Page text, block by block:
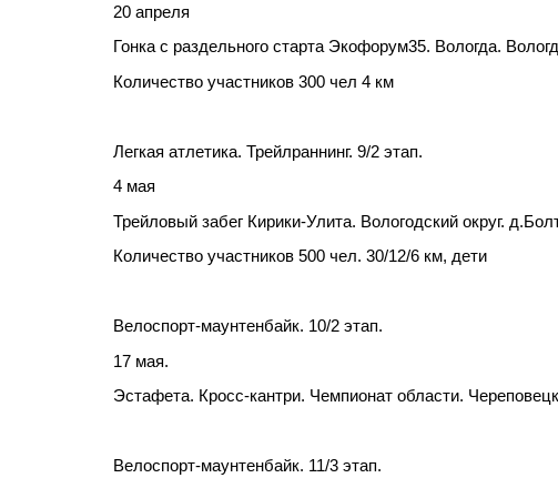
20 апреля
Гонка с раздельного старта Экофорум35. Вологда.
Количество участников 300 чел 4 км
Легкая атлетика. Трейлраннинг. 9/2 этап.
4 мая
Трейловый забег Кирики-Улита. Вологодский округ.
Количество участников 500 чел. 30/12/6 км, дети
Велоспорт-маунтенбайк. 10/2 этап.
17 мая.
Эстафета. Кросс-кантри. Чемпионат области.
Велоспорт-маунтенбайк. 11/3 этап.